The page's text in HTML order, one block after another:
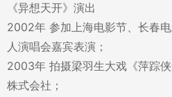
《异想天开》演出
2002年 参加上海电影节、长春
人演唱会嘉宾表演；
2003年 拍摄梁羽生大戏《萍踪
株式会社；